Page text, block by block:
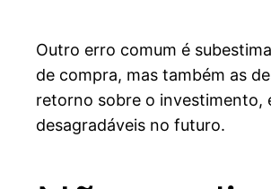
Outro erro comum é
de compra, mas também as
retorno sobre o investimento,
desagradáveis no futuro.